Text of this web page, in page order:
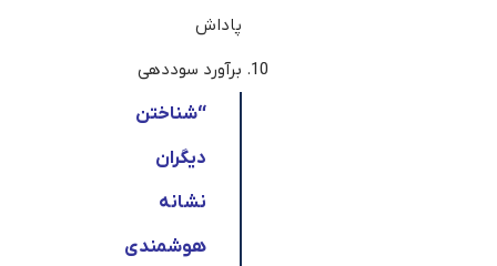
پاداش
برآورد سوددهی
“شناختن
دیگران
نشانه
هوشمندی